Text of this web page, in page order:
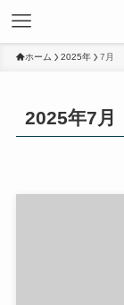
ホーム 2025年 7月
2025年7月